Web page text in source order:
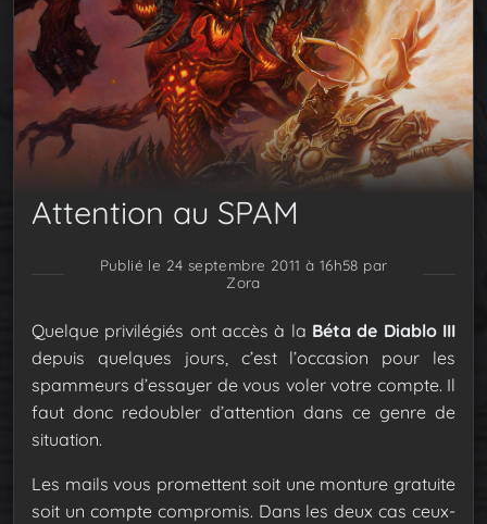
Attention au SPAM
Publié le 24 septembre 2011 à 16h58 par
Zora
Quelque privilégiés ont accès à la Béta de Diablo III
depuis quelques jours, c’est l’occasion pour les
spammeurs d’essayer de vous voler votre compte. Il
faut donc redoubler d’attention dans ce genre de
situation.
Les mails vous promettent soit une monture gratuite
soit un compte compromis. Dans les deux cas ceux-